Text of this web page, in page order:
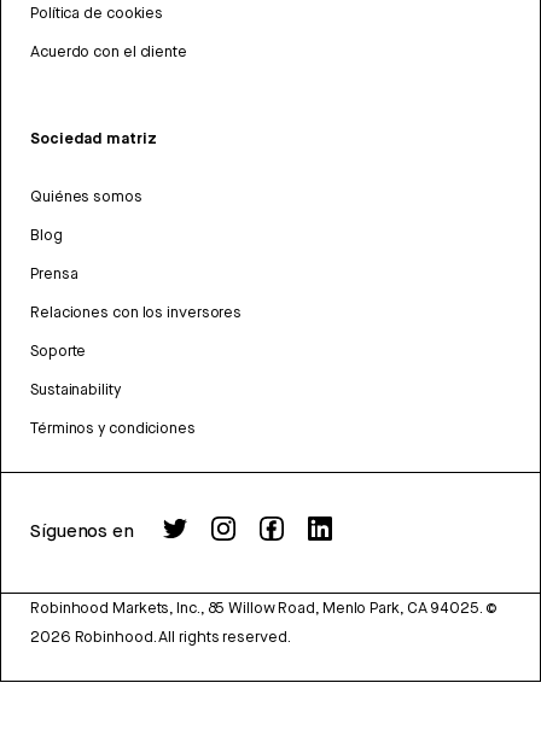
Política de cookies
Acuerdo con el cliente
Sociedad matriz
Quiénes somos
Blog
Prensa
Relaciones con los inversores
Soporte
Sustainability
Términos y condiciones
Síguenos en
Robinhood Markets, Inc., 85 Willow Road, Menlo Park, CA 94025. ©
2026 Robinhood. All rights reserved.